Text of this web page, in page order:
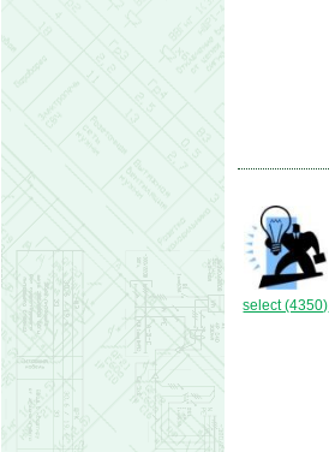
select (4350)